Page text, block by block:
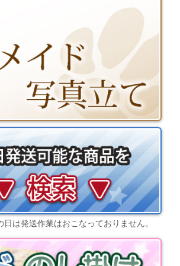
日は発送作業はおこなっておりません。